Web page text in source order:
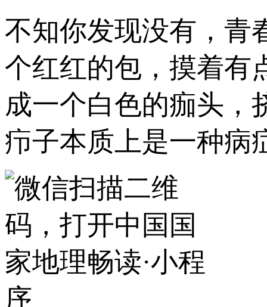
不知你发现没有，青
个红红的包，摸着有
成一个白色的痂头
疖子本质上是一种病